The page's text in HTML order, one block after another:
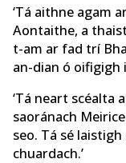
‘Tá aithne agam
Aontaithe, a
t-am ar fad trí
an-dian ó oifigigh
‘Tá neart scéalta
saoránach
seo. Tá sé
chuardach.’